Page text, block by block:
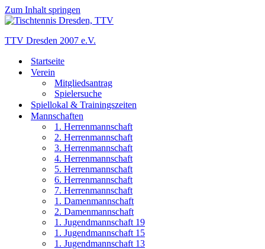
Zum Inhalt springen
TTV Dresden 2007 e.V.
Startseite
Verein
Mitgliedsantrag
Spielersuche
Spiellokal & Trainingszeiten
Mannschaften
1. Herrenmannschaft
2. Herrenmannschaft
3. Herrenmannschaft
4. Herrenmannschaft
5. Herrenmannschaft
6. Herrenmannschaft
7. Herrenmannschaft
1. Damenmannschaft
2. Damenmannschaft
1. Jugendmannschaft 19
1. Jugendmannschaft 15
1. Jugendmannschaft 13